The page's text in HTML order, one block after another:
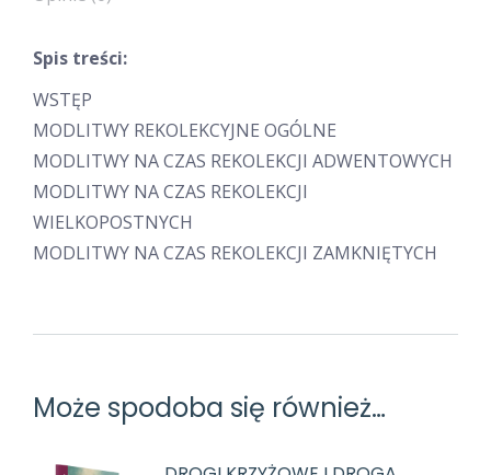
Spis treści:
WSTĘP
MODLITWY REKOLEKCYJNE OGÓLNE
MODLITWY NA CZAS REKOLEKCJI ADWENTOWYCH
MODLITWY NA CZAS REKOLEKCJI
WIELKOPOSTNYCH
MODLITWY NA CZAS REKOLEKCJI ZAMKNIĘTYCH
Może spodoba się również…